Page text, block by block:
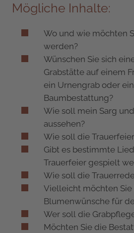
Mögliche Inhalte:
Wo und wie möchten
werden?
Wünschen Sie sich
Grabstätte auf einem
ein Urnengrab oder
Baumbestattung?
Wie soll mein Sarg
aussehen?
Wie soll die
Gibt es bestimmte
Trauerfeier gespielt
Wie soll die
Vielleicht möchten Sie
Blumenwünsche für
Wer soll die
Möchten Sie die